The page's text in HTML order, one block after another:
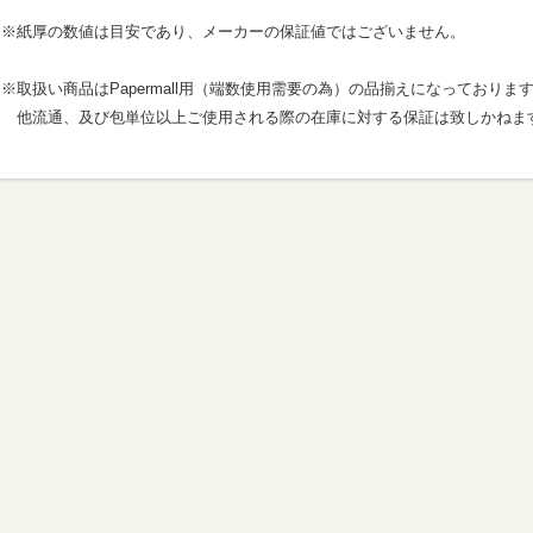
※紙厚の数値は目安であり、メーカーの保証値ではございません。
※取扱い商品はPapermall用（端数使用需要の為）の品揃えになっておりま
他流通、及び包単位以上ご使用される際の在庫に対する保証は致しかねま